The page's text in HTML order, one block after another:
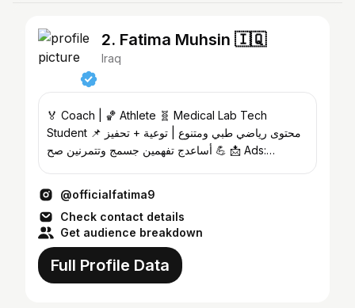
2. Fatima Muhsin 🇮🇶
Iraq
🏅 Coach | 🏀 Athlete 🧬 Medical Lab Tech
Student 📌 محتوى رياضي طبي ومتنوع | توعية + تحفيز
💪 أساعدج تفهمين جسمج وتتمرنين صح 📩 Ads:
@officialfatima9
Check contact details
Get audience breakdown
Full Profile Data